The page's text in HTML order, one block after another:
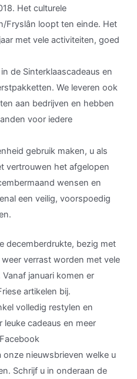
Het culturele
Fryslân loopt ten einde. Het
met vele activiteiten, goed
de Sinterklaascadeaus en
We leveren ook
aan bedrijven en hebben
voor iedere
gebruik maken, u als
vertrouwen het afgelopen
wensen en
een veilig, voorspoedig
decemberdrukte, bezig met
verrast worden met vele
januari komen er
artikelen bij.
volledig restylen en
cadeaus en meer
nieuwsbrieven welke u
Schrijf u in onderaan de